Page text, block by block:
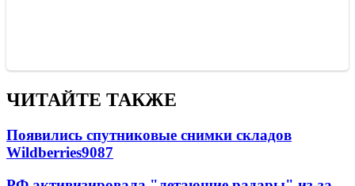
ЧИТАЙТЕ ТАКЖЕ
Появились спутниковые снимки складов
Wildberries9087